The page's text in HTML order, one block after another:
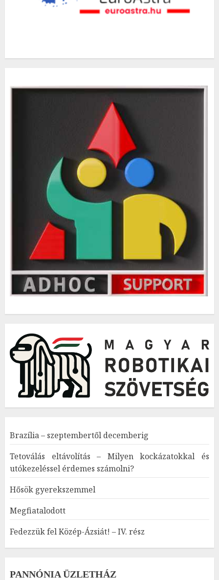
Brazília – szeptembertől decemberig
Tetoválás eltávolítás – Milyen kockázatokkal és
utókezeléssel érdemes számolni?
Hősök gyerekszemmel
Megfiatalodott
Fedezzük fel Közép-Ázsiát! – IV. rész
PANNÓNIA ÜZLETHÁZ